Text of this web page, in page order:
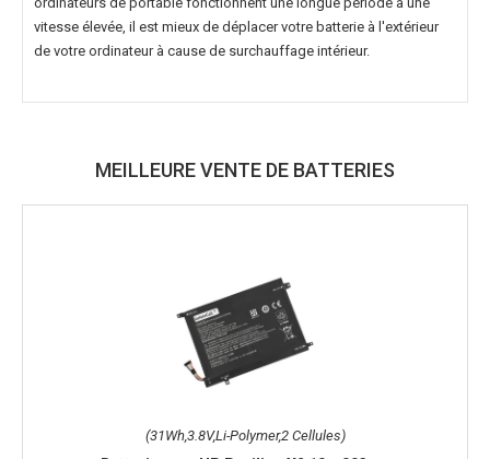
vitesse élevée, il est mieux de déplacer votre batterie à l'extérieur
de votre ordinateur à cause de surchauffage intérieur.
MEILLEURE VENTE DE BATTERIES
(31Wh,3.8V,Li-Polymer,2 Cellules)